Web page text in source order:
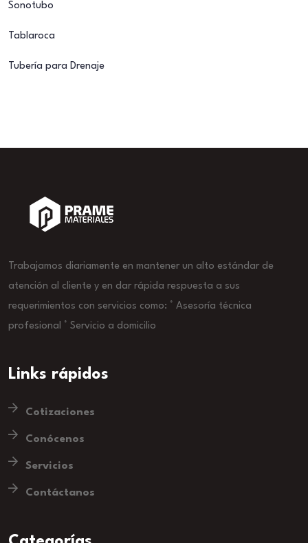
Sonotubo
Tablaroca
Tubería para Drenaje
Trabajamos diariamente en mantener un alto estándar de
atención al cliente y en dar rápida respuesta a sus
requerimientos con servicios como: ° Asesoría técnica
profesional ° Servicio a domicilio
Links rápidos
Cotizaciones
Conócenos
Servicios
Contáctanos